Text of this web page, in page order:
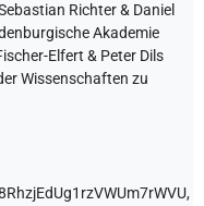
Richter & Daniel
Akademie
Elfert & Peter Dils
Wissenschaften zu